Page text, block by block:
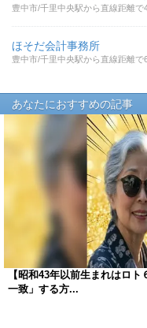
豊中市/千里中央駅から直線距離で
ほそだ会計事務所
豊中市/千里中央駅から直線距離で
あなたにおすすめの記事
【昭和43年以前生まれはロ
一致」する方...